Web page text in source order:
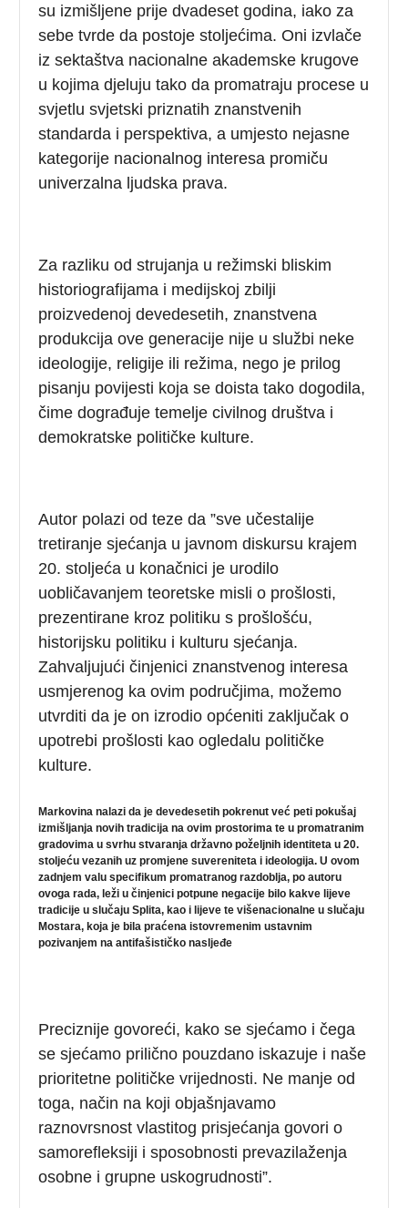
su izmišljene prije dvadeset godina, iako za
sebe tvrde da postoje stoljećima. Oni izvlače
iz sektaštva nacionalne akademske krugove
u kojima djeluju tako da promatraju procese u
svjetlu svjetski priznatih znanstvenih
standarda i perspektiva, a umjesto nejasne
kategorije nacionalnog interesa promiču
univerzalna ljudska prava.
Za razliku od strujanja u režimski bliskim
historiografijama i medijskoj zbilji
proizvedenoj devedesetih, znanstvena
produkcija ove generacije nije u službi neke
ideologije, religije ili režima, nego je prilog
pisanju povijesti koja se doista tako dogodila,
čime dograđuje temelje civilnog društva i
demokratske političke kulture.
Autor polazi od teze da ”sve učestalije
tretiranje sjećanja u javnom diskursu krajem
20. stoljeća u konačnici je urodilo
uobličavanjem teoretske misli o prošlosti,
prezentirane kroz politiku s prošlošću,
historijsku politiku i kulturu sjećanja.
Zahvaljujući činjenici znanstvenog interesa
usmjerenog ka ovim područjima, možemo
utvrditi da je on izrodio općeniti zaključak o
upotrebi prošlosti kao ogledalu političke
kulture.
Markovina nalazi da je devedesetih pokrenut već peti pokušaj
izmišljanja novih tradicija na ovim prostorima te u promatranim
gradovima u svrhu stvaranja državno poželjnih identiteta u 20.
stoljeću vezanih uz promjene suvereniteta i ideologija. U ovom
zadnjem valu specifikum promatranog razdoblja, po autoru
ovoga rada, leži u činjenici potpune negacije bilo kakve lijeve
tradicije u slučaju Splita, kao i lijeve te višenacionalne u slučaju
Mostara, koja je bila praćena istovremenim ustavnim
pozivanjem na antifašističko nasljeđe
Preciznije govoreći, kako se sjećamo i čega
se sjećamo prilično pouzdano iskazuje i naše
prioritetne političke vrijednosti. Ne manje od
toga, način na koji objašnjavamo
raznovrsnost vlastitog prisjećanja govori o
samorefleksiji i sposobnosti prevazilaženja
osobne i grupne uskogrudnosti”.